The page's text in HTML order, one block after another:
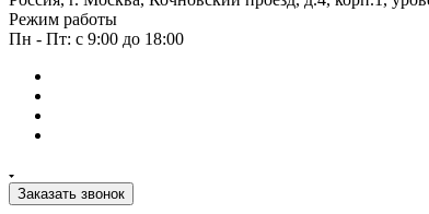
Режим работы
Пн - Пт: с 9:00 до 18:00
Заказать звонок